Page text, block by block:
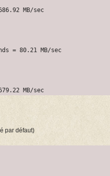
MB/sec
= 80.21 MB/sec
MB/sec
par défaut)